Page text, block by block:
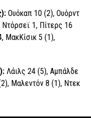
Ουόκαπ 10 (2), Ουόρντ
1, Πίτερς 16
ΜακΚίσικ 5 (1),
Λάιλς 24 (5), Αμπάλδε
Μαλεντόν 8 (1), Ντεκ